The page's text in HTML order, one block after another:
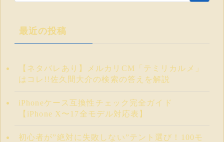
最近の投稿
【ネタバレあり】メルカリCM「テミリカルメ」
はコレ!!佐久間大介の検索の答えを解説
iPhoneケース互換性チェック完全ガイド
【iPhone X〜17全モデル対応表】
初心者が”絶対に失敗しない”テント選び！100モ